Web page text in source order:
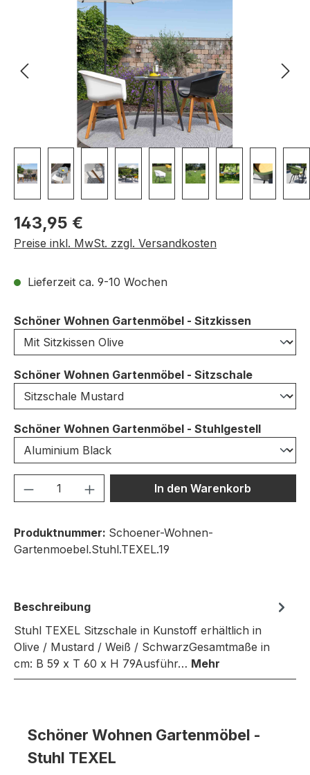
Regulärer Preis:
143,95 €
Preise inkl. MwSt. zzgl. Versandkosten
Lieferzeit ca. 9-10 Wochen
Schöner Wohnen Gartenmöbel - Sitzkissen
Schöner Wohnen Gartenmöbel - Sitzschale
Schöner Wohnen Gartenmöbel - Stuhlgestell
Produkt Anzahl: Gib denIn den Warenkorb
Produktnummer: Schoener-Wohnen-
Gartenmoebel.Stuhl.TEXEL.19
Beschreibung
Stuhl TEXEL Sitzschale in Kunstoff erhältlich in
Olive / Mustard / Weiß / SchwarzGesamtmaße in
cm: B 59 x T 60 x H 79Ausführ… Mehr
Schöner Wohnen Gartenmöbel -
Stuhl TEXEL